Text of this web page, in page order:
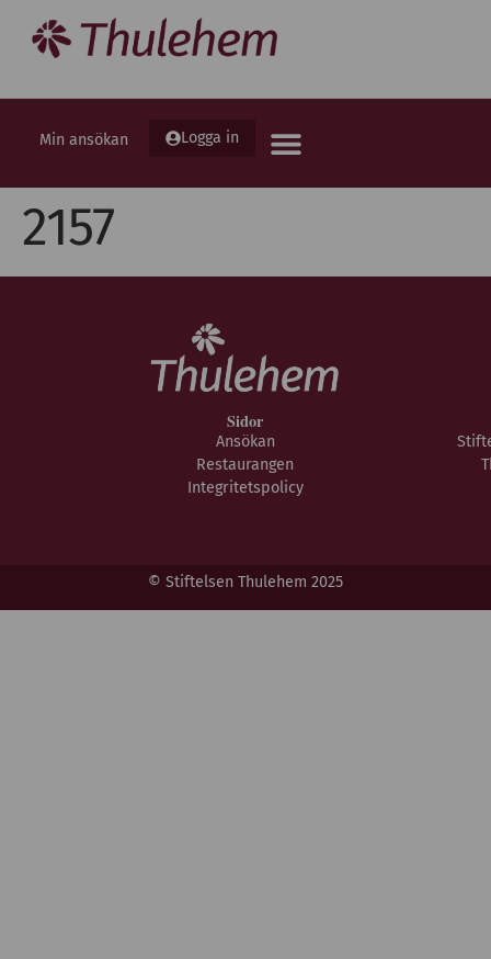
Min ansökan Logga in
2157
Sidor
Ansökan
Restaurangen
Integritetspolicy
© Stiftelsen Thulehem 2025